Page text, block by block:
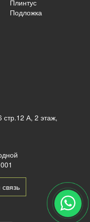
Плинтус
Подложка
стр.12 А, 2 этаж,